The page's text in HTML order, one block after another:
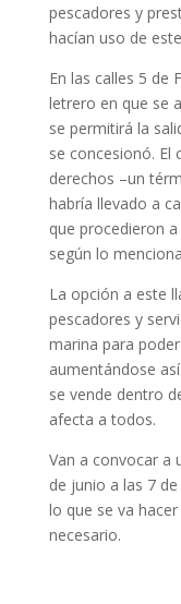
pescadores y
hacían uso de
En las calles 5 de
letrero en que se
se permitirá la
se concesionó. El
derechos –un
habría llevado a
que procedieron
según lo
La opción a este
pescadores y
marina para
aumentándose
se vende dentro
afecta a todos.
Van a convocar a
de junio a las 7
lo que se va
necesario.